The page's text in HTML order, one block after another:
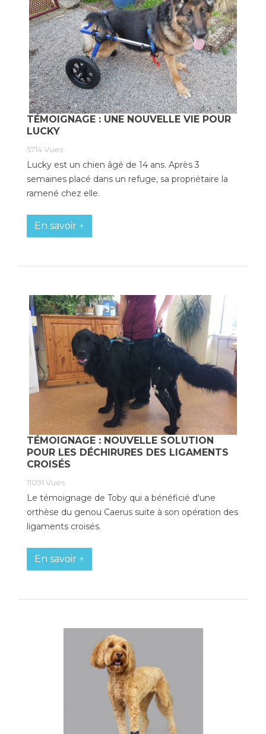
TÉMOIGNAGE : UNE NOUVELLE VIE POUR
LUCKY
5714Vues
Lucky est un chien âgé de 14 ans. Après 3
semaines placé dans un refuge, sa propriétaire la
ramené chez elle.
En savoir +
TÉMOIGNAGE : NOUVELLE SOLUTION
POUR LES DÉCHIRURES DES LIGAMENTS
CROISÉS
11091 Vues
Le témoignage de Toby qui a bénéficié d'une
orthèse du genou Caerus suite à son opération des
ligaments croisés.
En savoir +